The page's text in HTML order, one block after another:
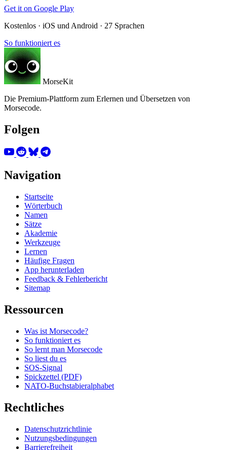
Get it on Google Play
Kostenlos · iOS und Android · 27 Sprachen
So funktioniert es
MorseKit
Die Premium-Plattform zum Erlernen und Übersetzen von
Morsecode.
Folgen
Navigation
Startseite
Wörterbuch
Namen
Sätze
Akademie
Werkzeuge
Lernen
Häufige Fragen
App herunterladen
Feedback & Fehlerbericht
Sitemap
Ressourcen
Was ist Morsecode?
So funktioniert es
So lernt man Morsecode
So liest du es
SOS-Signal
Spickzettel (PDF)
NATO-Buchstabieralphabet
Rechtliches
Datenschutzrichtlinie
Nutzungsbedingungen
Barrierefreiheit